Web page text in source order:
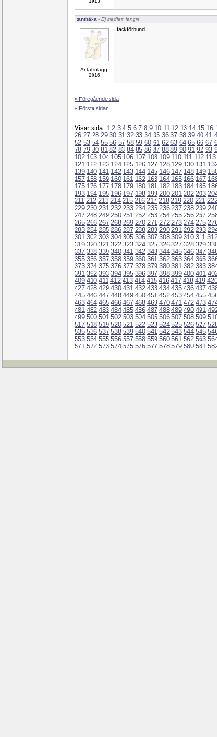
1913
tanthäxa - Ej medlem längre
Antal inlägg:
2016
fackförbund
« Föregående sida
« Första sidan
Visar sida: 1 2 3 4 5 6 7 8 9 10 11 12 13 14 15 16
26 27 28 29 30 31 32 33 34 35 36 37 38 39 40 41
52 53 54 55 56 57 58 59 60 61 62 63 64 65 66 67
78 79 80 81 82 83 84 85 86 87 88 89 90 91 92 93
102 103 104 105 106 107 108 109 110 111 112 113
121 122 123 124 125 126 127 128 129 130 131
139 140 141 142 143 144 145 146 147 148 149
157 158 159 160 161 162 163 164 165 166 167
175 176 177 178 179 180 181 182 183 184 185
193 194 195 196 197 198 199 200 201 202 203
211 212 213 214 215 216 217 218 219 220 221 222
229 230 231 232 233 234 235 236 237 238 239
247 248 249 250 251 252 253 254 255 256 257
265 266 267 268 269 270 271 272 273 274 275
283 284 285 286 287 288 289 290 291 292 293
301 302 303 304 305 306 307 308 309 310 311 312
319 320 321 322 323 324 325 326 327 328 329
337 338 339 340 341 342 343 344 345 346 347
355 356 357 358 359 360 361 362 363 364 365
373 374 375 376 377 378 379 380 381 382 383
391 392 393 394 395 396 397 398 399 400 401
409 410 411 412 413 414 415 416 417 418 419 420
427 428 429 430 431 432 433 434 435 436 437
445 446 447 448 449 450 451 452 453 454 455
463 464 465 466 467 468 469 470 471 472 473
481 482 483 484 485 486 487 488 489 490 491
499 500 501 502 503 504 505 506 507 508 509
517 518 519 520 521 522 523 524 525 526 527
535 536 537 538 539 540 541 542 543 544 545
553 554 555 556 557 558 559 560 561 562 563
571 572 573 574 575 576 577 578 579 580 581